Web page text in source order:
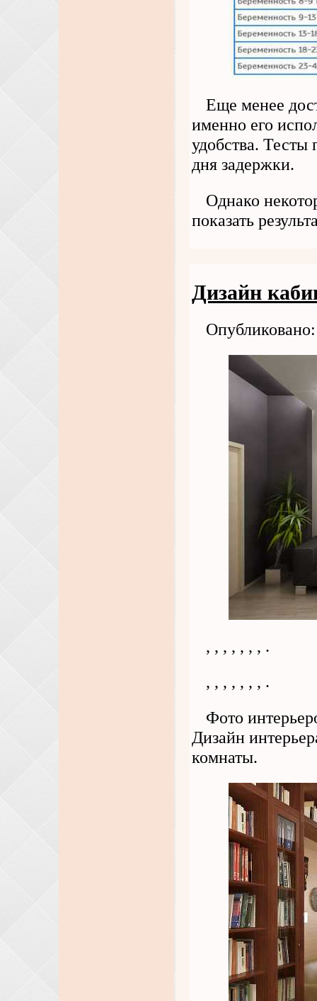
Еще менее
именно его
удобства. Тесты
дня задержки.
Однако
показать
Дизайн
, , , , , , , .
, , , , , , , .
Фото
Дизайн
комнаты.